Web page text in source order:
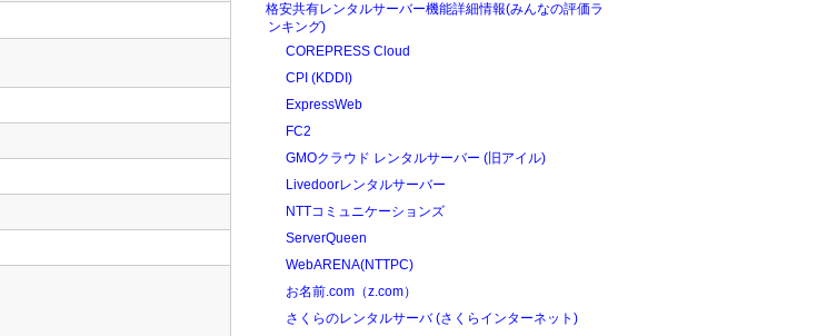
格安共有レンタルサーバー機能詳細情報(みんなの評価ラ
ンキング)
COREPRESS Cloud
CPI (KDDI)
ExpressWeb
FC2
GMOクラウド レンタルサーバー (旧アイル)
Livedoorレンタルサーバー
NTTコミュニケーションズ
ServerQueen
WebARENA(NTTPC)
お名前.com（z.com）
さくらのレンタルサーバ (さくらインターネット)